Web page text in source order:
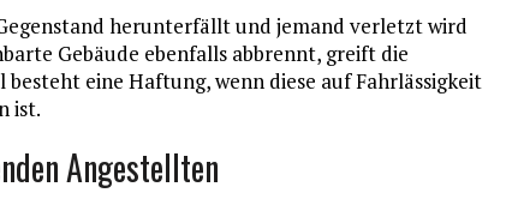
herunterfällt und jemand verletzt wird
Gebäude ebenfalls abbrennt, greift die
eine Haftung, wenn diese auf Fahrlässigkeit
ist.
Angestellten